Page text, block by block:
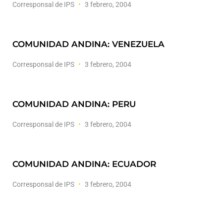
Corresponsal de IPS 3 febrero, 2004
COMUNIDAD ANDINA: VENEZUELA
Corresponsal de IPS 3 febrero, 2004
COMUNIDAD ANDINA: PERU
Corresponsal de IPS 3 febrero, 2004
COMUNIDAD ANDINA: ECUADOR
Corresponsal de IPS 3 febrero, 2004